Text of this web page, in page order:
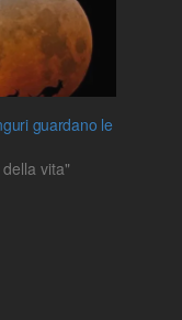
guardano le
vita"